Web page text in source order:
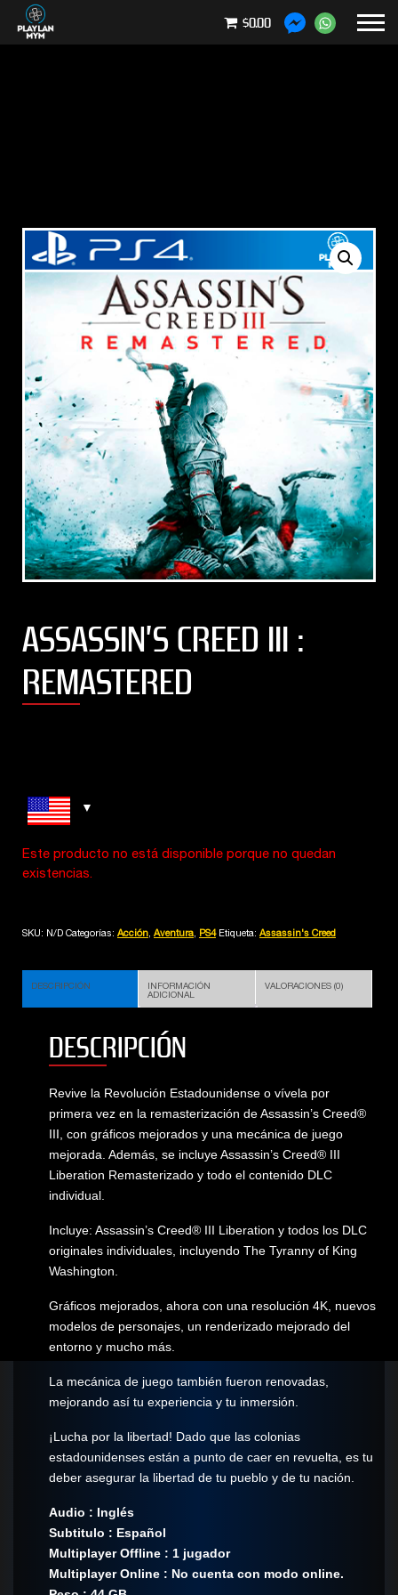
$0.00
ASSASSIN’S CREED III :
REMASTERED
Este producto no está disponible porque no quedan
existencias.
SKU: N/D Categorías: Acción, Aventura, PS4 Etiqueta: Assassin's Creed
DESCRIPCIÓN
INFORMACIÓN
ADICIONAL
VALORACIONES (0)
DESCRIPCIÓN
Revive la Revolución Estadounidense o vívela por
primera vez en la remasterización de Assassin’s Creed®
III, con gráficos mejorados y una mecánica de juego
mejorada. Además, se incluye Assassin’s Creed® III
Liberation Remasterizado y todo el contenido DLC
individual.
Incluye: Assassin’s Creed® III Liberation y todos los DLC
originales individuales, incluyendo The Tyranny of King
Washington.
Gráficos mejorados, ahora con una resolución 4K, nuevos
modelos de personajes, un renderizado mejorado del
entorno y mucho más.
La mecánica de juego también fueron renovadas,
mejorando así tu experiencia y tu inmersión.
¡Lucha por la libertad! Dado que las colonias
estadounidenses están a punto de caer en revuelta, es tu
deber asegurar la libertad de tu pueblo y de tu nación.
Audio : Inglés
Subtitulo : Español
Multiplayer Offline : 1 jugador
Multiplayer Online : No cuenta con modo online.